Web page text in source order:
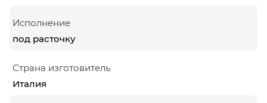
Исполнение
под расточку
Страна изготовитель
Италия